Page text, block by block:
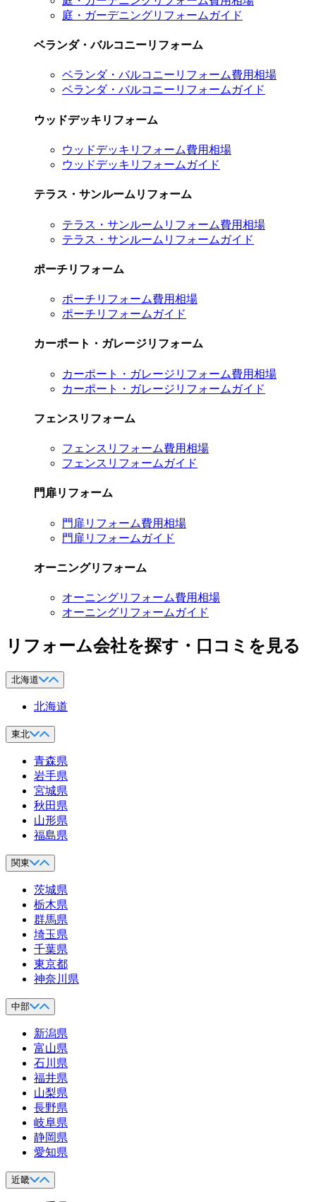
庭・ガーデニングリフォームガイド
ベランダ・バルコニーリフォーム
ベランダ・バルコニーリフォーム費用相場
ベランダ・バルコニーリフォームガイド
ウッドデッキリフォーム
ウッドデッキリフォーム費用相場
ウッドデッキリフォームガイド
テラス・サンルームリフォーム
テラス・サンルームリフォーム費用相場
テラス・サンルームリフォームガイド
ポーチリフォーム
ポーチリフォーム費用相場
ポーチリフォームガイド
カーポート・ガレージリフォーム
カーポート・ガレージリフォーム費用相場
カーポート・ガレージリフォームガイド
フェンスリフォーム
フェンスリフォーム費用相場
フェンスリフォームガイド
門扉リフォーム
門扉リフォーム費用相場
門扉リフォームガイド
オーニングリフォーム
オーニングリフォーム費用相場
オーニングリフォームガイド
リフォーム会社を探す・口コミを見る
北海道
北海道
東北
青森県
岩手県
宮城県
秋田県
山形県
福島県
関東
茨城県
栃木県
群馬県
埼玉県
千葉県
東京都
神奈川県
中部
新潟県
富山県
石川県
福井県
山梨県
長野県
岐阜県
静岡県
愛知県
近畿